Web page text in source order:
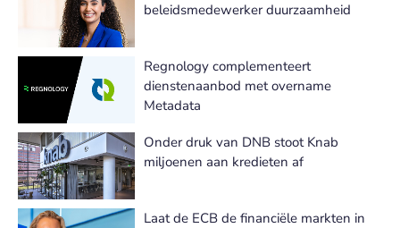
beleidsmedewerker duurzaamheid
Regnology complementeert
dienstenaanbod met overname
Metadata
Onder druk van DNB stoot Knab
miljoenen aan kredieten af
Laat de ECB de financiële markten in